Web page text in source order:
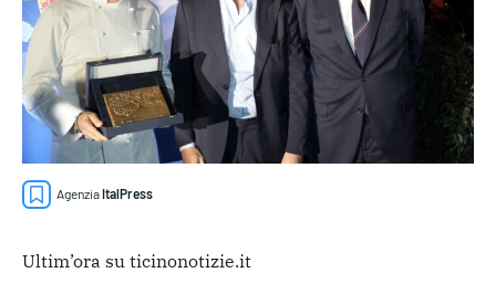
AgenziaItalPress
Ultim’ora su ticinonotizie.it